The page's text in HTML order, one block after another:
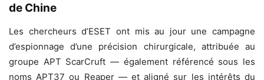
de Chine
Les chercheurs d’ESET ont mis au jour une campagne
d’espionnage d’une précision chirurgicale, attribuée au
groupe APT ScarCruft — également référencé sous les
noms APT37 ou Reaper — et aligné sur les intérêts du